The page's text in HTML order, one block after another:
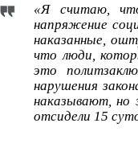
«Я считаю,
напряжение
наказанные,
что люди,
это
нарушения
наказывают, но
отсидели 15